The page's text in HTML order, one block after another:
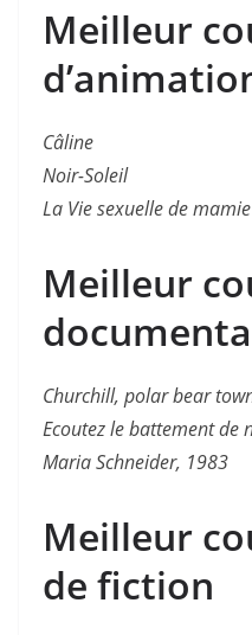
Meilleur
Câline
Noir-Soleil
La Vie sexuelle de mamie
Meilleur
Churchill, polar bear
Ecoutez le battement de
Maria Schneider, 1983
Meilleur
de fiction